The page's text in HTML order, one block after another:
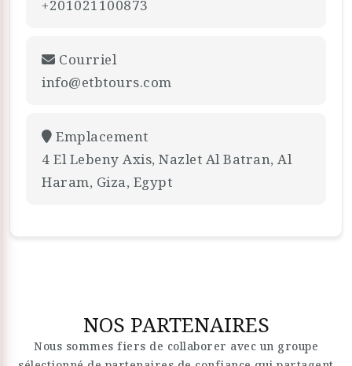
+201021100873
Courriel
info@etbtours.com
Emplacement
4 El Lebeny Axis, Nazlet Al Batran, Al
Haram, Giza, Egypt
NOS PARTENAIRES
Nous sommes fiers de collaborer avec un groupe